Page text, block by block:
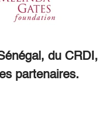
du CRDI,
partenaires.